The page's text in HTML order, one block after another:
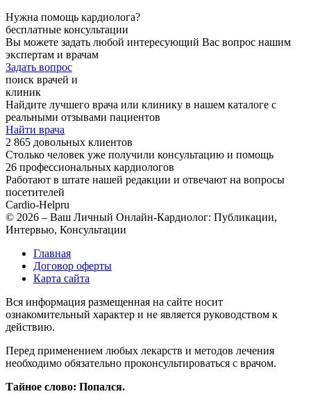
Нужна помощь кардиолога?
бесплатные консультации
Вы можете задать любой интересующий Вас вопрос нашим
экспертам и врачам
Задать вопрос
поиск врачей и
клиник
Найдите лучшего врача или клинику в нашем каталоге с
реальными отзывами пациентов
Найти врача
2 865 довольных клиентов
Столько человек уже получили консультацию и помощь
26 профессиональных кардиологов
Работают в штате нашей редакции и отвечают на вопросы
посетителей
Cardio-Helpru
© 2026 – Ваш Личный Онлайн-Кардиолог: Публикации,
Интервью, Консультации
Главная
Договор оферты
Карта сайта
Вся информация размещенная на сайте носит
ознакомительный характер и не является руководством к
действию.
Перед применением любых лекарств и методов лечения
необходимо обязательно проконсультироваться с врачом.
Тайное слово: Попался.